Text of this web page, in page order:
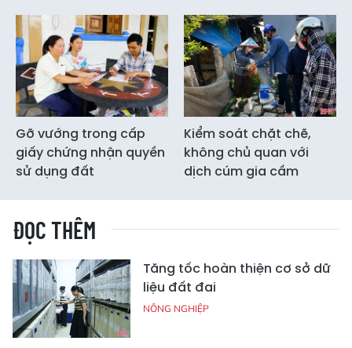
Gỡ vướng trong cấp
giấy chứng nhận quyền
sử dụng đất
Kiểm soát chặt chẽ,
không chủ quan với
dịch cúm gia cầm
ĐỌC THÊM
Tăng tốc hoàn thiện cơ sở dữ
liệu đất đai
NÔNG NGHIỆP